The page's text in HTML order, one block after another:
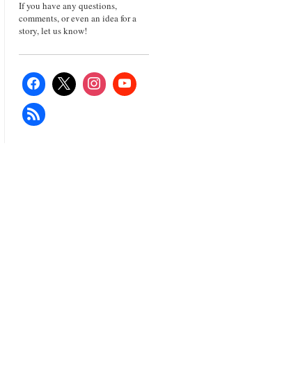
If you have any questions,
comments, or even an idea for a
story, let us know!